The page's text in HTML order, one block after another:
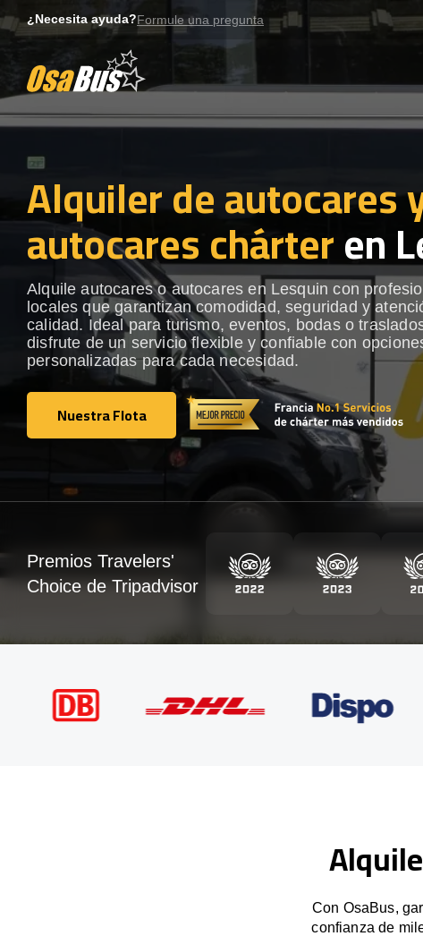
to
¿Necesita ayuda?Formule una pregunta
Alquiler de autocares
autocares chárteren
Alquile autocares o autocares en Lesquin con
locales que garantizan comodidad, seguridad y
calidad. Ideal para turismo, eventos, bodas o
disfrute de un servicio flexible y confiable con
personalizadas para cada necesidad.
Nuestra Flota
Nuestra Flota
Premios Travelers'
Choice de Tripadvisor
Con OsaBus,
confianza de